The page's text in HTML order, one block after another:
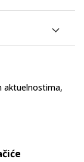
aktuelnostima,